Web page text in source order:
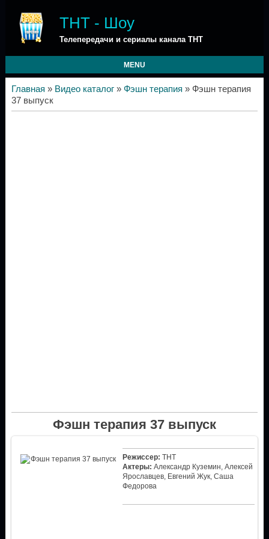
ТНТ - Шоу
Телепередачи и сериалы канала ТНТ
MENU
Главная » Видео каталог» Фэшн терапия » Фэшн терапия
37 выпуск
Фэшн терапия 37 выпуск
Режиссер: ТНТ
Актеры: Александр Куземин, Алексей
Ярославцев, Евгений Жук, Саша
Федорова